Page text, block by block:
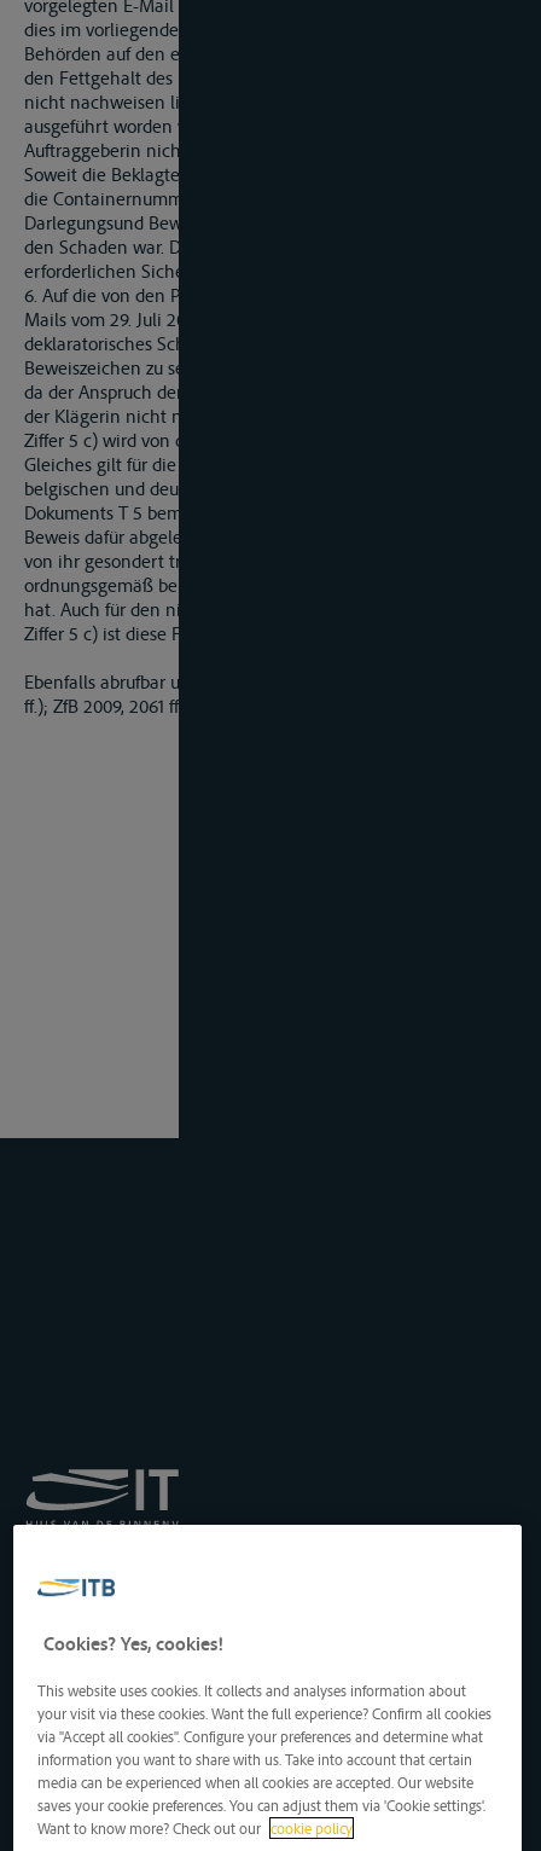
vorgelegten E-Mail vom 16. November 2004 ergibt, scheiterte
dies im vorliegenden Fall jedoch daran, dass die kubanischen
Behörden auf den entsprechenden Eingangspapieren nicht
den Fettgehalt des Käses festgehalten hatten und sich daher
nicht nachweisen ließ, dass tatsächlich der bestimmte Käse
ausgeführt worden war. Dies hat die Klägerin gegenüber der
Auftraggeberin nicht zu verantworten.
Soweit die Beklagte darauf abhebt, dass in dem Dokument T 5
die Containernummer gefehlt habe, trägt sie die
Darlegungsund Beweislast, dass dieser Umstand ursächlich für
den Schaden war. Dies konnte aber letztlich nicht mit der
erforderlichen Sicherheit geklärt werden
6. Auf die von den Parteien diskutierte Frage, ob in den E-
Mails vom 29. Juli 2004 und/oder vom 16. August 2004 ein
deklaratorisches Schuldanerkenntnis oder doch zumindest ein
Beweiszeichen zu sehen ist, kommt es danach nicht mehr an,
da der Anspruch der Klägerin ohnehin begründet ist. Der von
der Klägerin nicht nachgewiesene Schadensposten (oben
Ziffer 5 c) wird von diesen E-Mails nicht erfasst.
Gleiches gilt für die Frage, ob allein in der Tatsache, dass die
belgischen und deutschen Zollbehörden die Nichtvorlage des
Dokuments T 5 bemängelt haben, zumindest ein prima-facie-
Beweis dafür abgeleitet werden kann, dass die Beklagte das
von ihr gesondert transportierte Dokument T5 nicht
ordnungsgemäß bei der belgischen Zollbehörde abgeliefert
hat. Auch für den nicht begründeten Schadensposten (eben
Ziffer 5 c) ist diese Frage irrelevant.
Ebenfalls abrufbar unter ZfB 2010 - Nr.1 (Sammlung Seite 2061
ff.); ZfB 2009, 2061 ff.
Transport par Batellerie
Drukpersstraat 19
1000 Bruxelles, Belgique
Tél: +32 2 217 09 67
http://www.itb-info.be
itb-info@itb-info.be
Cookies? Yes, cookies!
This website uses cookies. It collects and analyses information about
your visit via these cookies. Want the full experience? Confirm all cookies
via "Accept all cookies". Configure your preferences and determine what
information you want to share with us. Take into account that certain
media can be experienced when all cookies are accepted. Our website
saves your cookie preferences. You can adjust them via 'Cookie settings'.
Want to know more? Check out our cookie policy